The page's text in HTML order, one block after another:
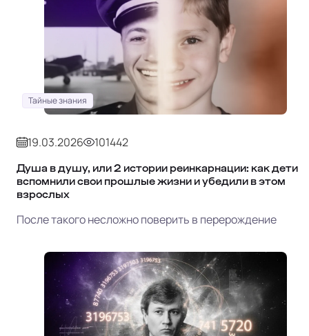
Тайные знания
19.03.2026 101442
Душа в душу, или 2 истории реинкарнации: как дети
вспомнили свои прошлые жизни и убедили в этом
взрослых
После такого несложно поверить в перерождение